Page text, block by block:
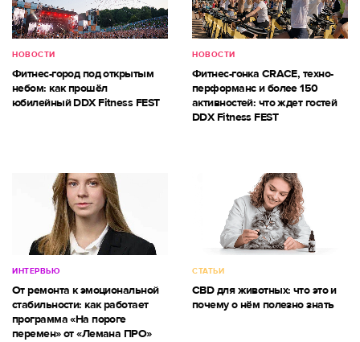
НОВОСТИ
Фитнес-город под открытым
небом: как прошёл
юбилейный DDX Fitness FEST
НОВОСТИ
Фитнес-гонка CRACE, техно-
перформанс и более 150
активностей: что ждет гостей
DDX Fitness FEST
ИНТЕРВЬЮ
От ремонта к эмоциональной
стабильности: как работает
программа «На пороге
перемен» от «Лемана ПРО»
СТАТЬИ
CBD для животных: что это и
почему о нём полезно знать